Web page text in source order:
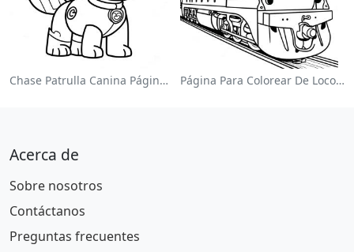
Chase Patrulla Canina Página Para Colorear Página Para Colorear De Locomotora Colorida
Acerca de
Sobre nosotros
Contáctanos
Preguntas frecuentes